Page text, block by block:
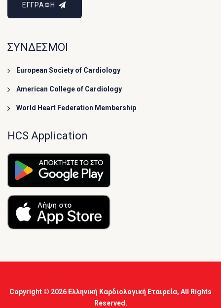
ΕΓΓΡΑΦΗ
ΣΥΝΔΕΣΜΟΙ
European Society of Cardiology
American College of Cardiology
World Heart Federation Membership
HCS Application
Copyright © 2026 Ελληνική Καρδιολογική Εταιρεία, All Rights
Reserved.